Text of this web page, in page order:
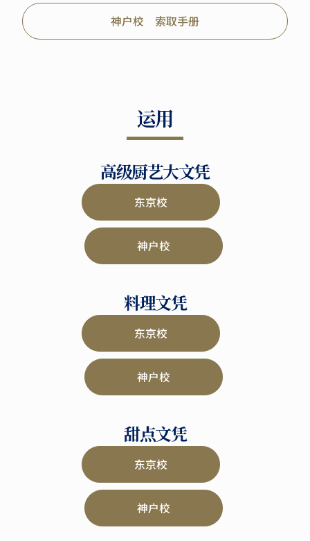
神户校 索取手册
运用
高级厨艺大文凭
东京校
神户校
料理文凭
东京校
神户校
甜点文凭
东京校
神户校